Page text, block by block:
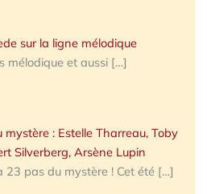
sur la ligne mélodique
mélodique et aussi […]
: Estelle Tharreau, Toby
Silverberg, Arsène Lupin
23 pas du mystère ! Cet été […]